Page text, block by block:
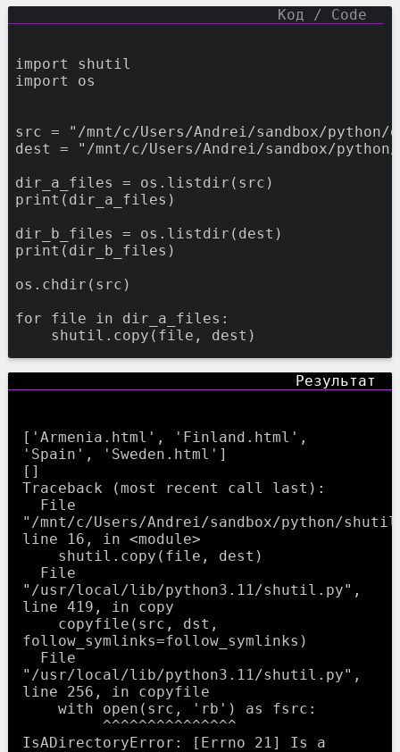
import
shutil
import
os
src =
"/mnt/c/Users/Andrei/sandbox/python/
dest
=
"/mnt/c/Users/Andrei/sandbox/
dir_a_files
=
os.listdir(src)
print (dir_a_files)
dir_b_files
=
os.listdir(dest)
print (dir_b_files)
os.chdir(src)
for
file in
dir_a_files:
shutil.copy( file , dest)
['Armenia.html', 'Finland.html',
'Spain', 'Sweden.html']
[]
Traceback (most recent call last):
"/mnt/c/Users/Andrei/sandbox/python/
line 16, in <module>
"/usr/local/lib/python3.11/shutil.py",
line 419, in copy
follow_symlinks=follow_symlinks)
"/usr/local/lib/python3.11/shutil.py",
line 256, in copyfile
IsADirectoryError: [Errno 21] Is a